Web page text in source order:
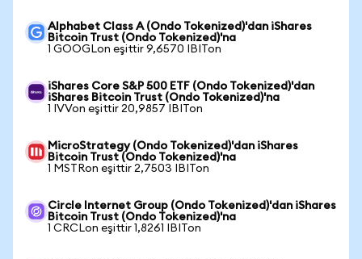
Alphabet Class A (Ondo Tokenized)'dan iShares
Bitcoin Trust (Ondo Tokenized)'na
1 GOOGLon eşittir 9,6570 IBITon
iShares Core S&P 500 ETF (Ondo Tokenized)'dan
iShares Bitcoin Trust (Ondo Tokenized)'na
1 IVVon eşittir 20,9857 IBITon
MicroStrategy (Ondo Tokenized)'dan iShares
Bitcoin Trust (Ondo Tokenized)'na
1 MSTRon eşittir 2,7503 IBITon
Circle Internet Group (Ondo Tokenized)'dan iShares
Bitcoin Trust (Ondo Tokenized)'na
1 CRCLon eşittir 1,8261 IBITon